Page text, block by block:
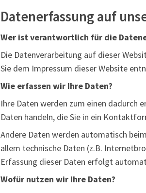
Datenerfassung auf
Wer ist verantwortlich für die
Die Datenverarbeitung auf dieser
Sie dem Impressum dieser Website
Wie erfassen wir Ihre Daten?
Ihre Daten werden zum einen dadurch
Daten handeln, die Sie in ein
Andere Daten werden automatisch
allem technische Daten (z.B.
Erfassung dieser Daten erfolgt
Wofür nutzen wir Ihre Daten?